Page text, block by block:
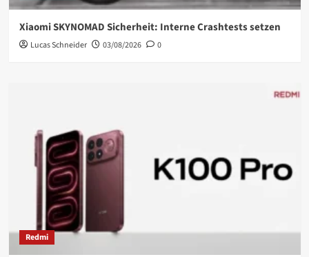
Xiaomi SKYNOMAD Sicherheit: Interne Crashtests setzen
Lucas Schneider 03/08/2026 0
Redmi